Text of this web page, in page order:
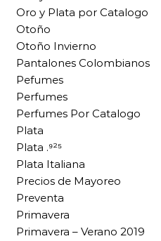
Oro y Plata por Catalogo
Otoño
Otoño Invierno
Pantalones Colombianos
Pefumes
Perfumes
Perfumes Por Catalogo
Plata
Plata .⁹²⁵
Plata Italiana
Precios de Mayoreo
Preventa
Primavera
Primavera – Verano 2019